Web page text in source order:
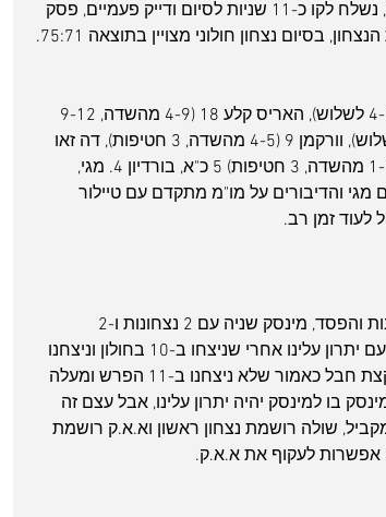
פניני הציל את המולדת כשחטף חזרה את הכדור, נשלח לקו כ-11 שניות לסיום ודייק פעמיים, פסק
בסיום נצחון חולוני מצויין בתוצאה 75:71.
מהקו, 5 אסיסטים, 4 איבודים), מיילס 12 (3-6 לשלוש), וורקמן 9 (4-5 מהשדה, 3 חטיפות), דה זאו
(2-7 מהשדה, 9 ריבאונדים, 4 אסיסטים) ופניני (1-7 מהשדה, 3 חטיפות) 5 כ"א, בורדיון 4. מגי,
מגי והדיבורים על מו"מ מתקדם עם טיילור
לעוד זמן רב.
הפסדים, אנחנו שלישיים עם מאזן זהה (אבל הם עם יתרון עלינו אחרי שניצחו ב-10 בחולון וניצחנו
ב-4 שם) ושולה אחרונה עם נצחון ו-3 הפסדים. קצת חבל כאמור שלא ניצחנו ב-11 הפרש ומעלה
בו למינסק יהיה יתרון עלינו, אבל עצם זה
שולה רושמת נצחון ראשון וא.א.ק רושמת
אפשרות לעקוף את א.א.ק.